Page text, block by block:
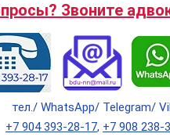
Звоните
тел./ WhatsApp/ Telegram/
+7 904 393-28-17, +7 908 238-